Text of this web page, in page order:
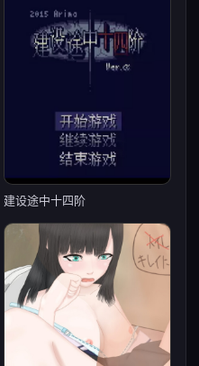
建设途中十四阶